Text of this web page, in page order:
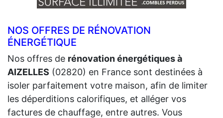
NOS OFFRES DE RÉNOVATION
ÉNERGÉTIQUE
Nos offres de rénovation énergétiques à
AIZELLES (02820) en France sont destinées à
isoler parfaitement votre maison, afin de limiter
les déperditions calorifiques, et alléger vos
factures de chauffage, entre autres. Vous